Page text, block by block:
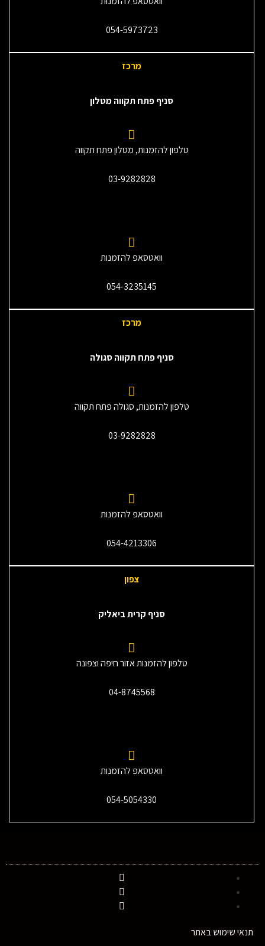
054-5973723
מרכז
סניף פתח תקווה מטלון
טלפון להזמנות, מטלון פתח תקווה
03-9282828
וואטסאפ להזמנות
054-3235145‎
מרכז
סניף פתח תקווה סגולה
טלפון להזמנות, סגולה פתח תקווה
03-9282828
וואטסאפ להזמנות
054-4213306
צפון
סניף קרית ביאליק
טלפון להזמנות אזור חיפה וצפונה
04-8745568
וואטסאפ להזמנות
054-5054330
תנאי שימוש באתר